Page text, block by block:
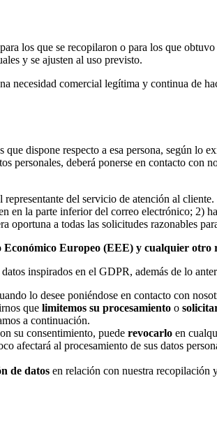
los que se recopilaron o para los que
y se ajusten al uso previsto.
necesidad comercial legítima y continua de
dispone respecto a esa persona, según lo
personales, deberá ponerse en contacto con
del servicio de atención al
en la parte inferior del correo electrónico; 2)
oportuna a todas las solicitudes razonables
Europeo (EEE) y cualquier
inspirados en el GDPR, además de lo
lo desee poniéndose en contacto con
que limitemos su procesamiento o
a continuación.
su consentimiento, puede revocarlo en
afectará al procesamiento de sus datos
de datos en relación con nuestra recopilación